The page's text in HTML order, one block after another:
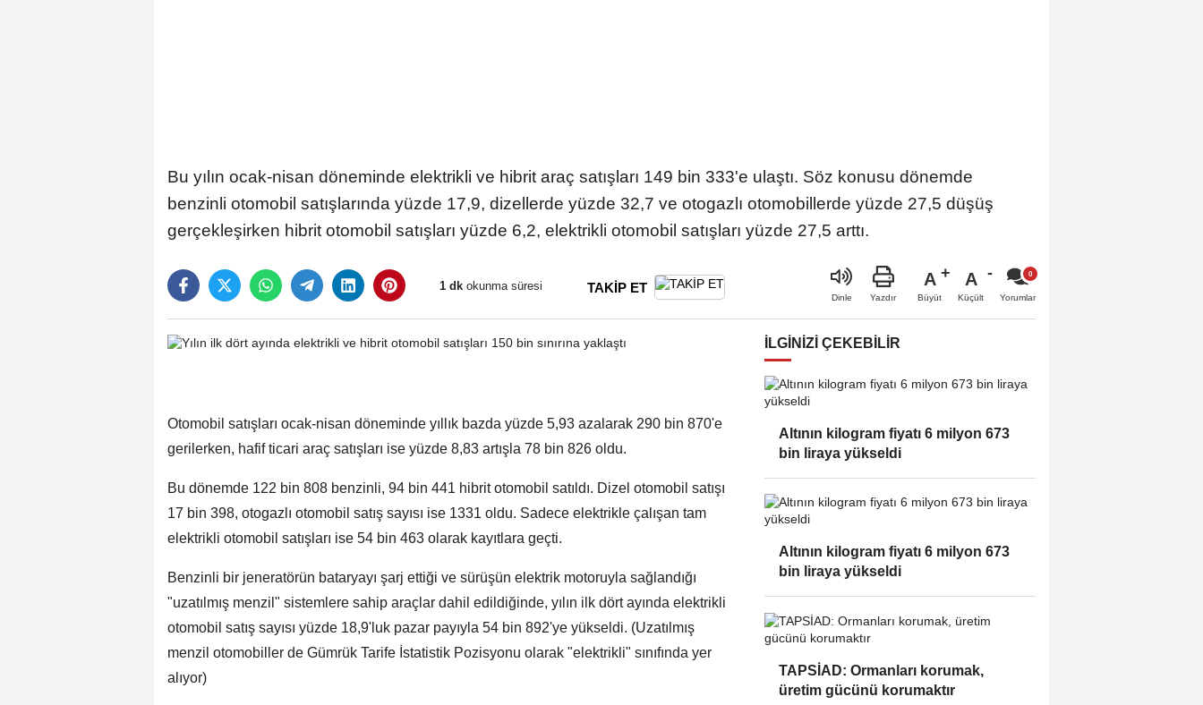
Bu yılın ocak-nisan döneminde elektrikli ve hibrit araç satışları 149 bin 333'e ulaştı. Söz konusu dönemde
benzinli otomobil satışlarında yüzde 17,9, dizellerde yüzde 32,7 ve otogazlı otomobillerde yüzde 27,5 düşüş
gerçekleşirken hibrit otomobil satışları yüzde 6,2, elektrikli otomobil satışları yüzde 27,5 arttı.
1 dk okunma süresi TAKİP ET
Dinle Yazdır
A
Büyüt
A
Küçült Yorumlar
Otomobil satışları ocak-nisan döneminde yıllık bazda yüzde 5,93 azalarak 290 bin 870'e
gerilerken, hafif ticari araç satışları ise yüzde 8,83 artışla 78 bin 826 oldu.
Bu dönemde 122 bin 808 benzinli, 94 bin 441 hibrit otomobil satıldı. Dizel otomobil satışı
17 bin 398, otogazlı otomobil satış sayısı ise 1331 oldu. Sadece elektrikle çalışan tam
elektrikli otomobil satışları ise 54 bin 463 olarak kayıtlara geçti.
Benzinli bir jeneratörün bataryayı şarj ettiği ve sürüşün elektrik motoruyla sağlandığı
"uzatılmış menzil" sistemlere sahip araçlar dahil edildiğinde, yılın ilk dört ayında elektrikli
otomobil satış sayısı yüzde 18,9'luk pazar payıyla 54 bin 892'ye yükseldi. (Uzatılmış
menzil otomobiller de Gümrük Tarife İstatistik Pozisyonu olarak "elektrikli" sınıfında yer
alıyor)
İLGINIZI ÇEKEBILIR
Altının kilogram fiyatı 6 milyon 673
bin liraya yükseldi
Altının kilogram fiyatı 6 milyon 673
bin liraya yükseldi
TAPSİAD: Ormanları korumak,
üretim gücünü korumaktır